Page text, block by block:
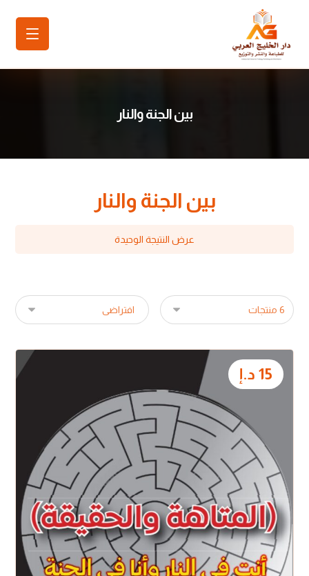
بين الجنة والنار
بين الجنة والنار
عرض النتيجة الوحيدة
15 د.إ